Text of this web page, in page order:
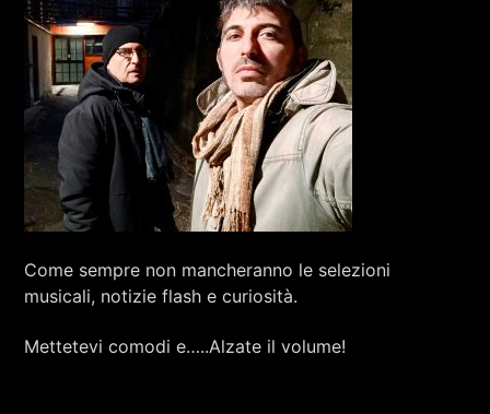
+393401974468
Sostieni Radio Città Aperta
Come sempre non mancheranno le selezioni
musicali, notizie flash e curiosità.
Mettetevi comodi e…..Alzate il volume!